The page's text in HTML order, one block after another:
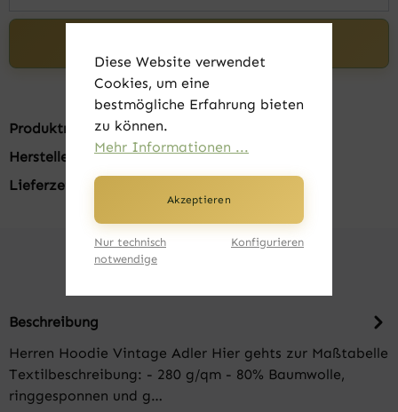
Produktnummer:FK21025-001
Hersteller:
Russell
Lieferzeit:
1-3 Tage
Beschreibung
Herren Hoodie Vintage Adler Hier gehts zur Maßtabelle
Textilbeschreibung: - 280 g/qm - 80% Baumwolle,
ringgesponnen und g…
Diese Website verwendet
Cookies, um eine
bestmögliche Erfahrung bieten
zu können.
Mehr Informationen ...
Akzeptieren
Nur technisch
notwendige
Konfigurieren